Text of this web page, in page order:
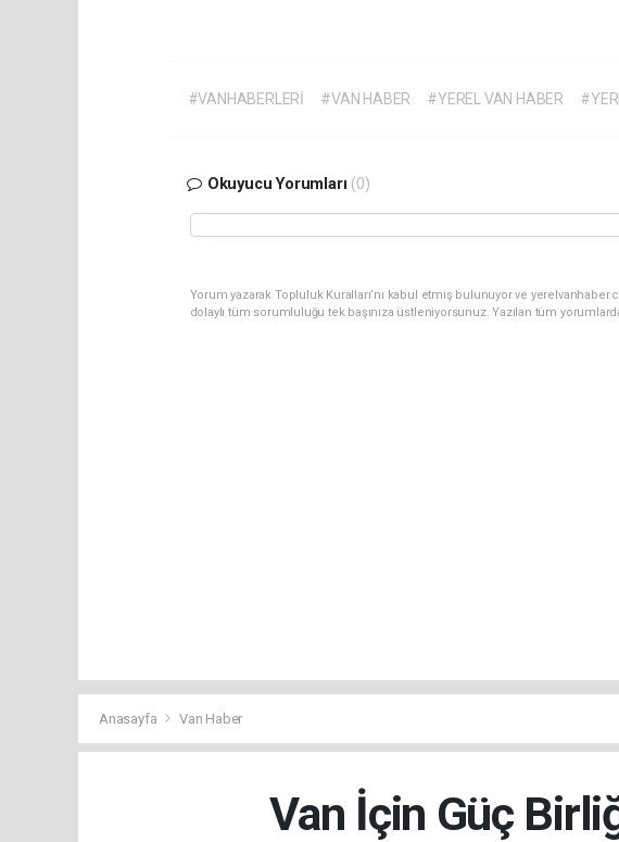
#VANHABERLERİ #VAN HABER #YEREL VAN HABER
Okuyucu Yorumları (0)
Yorum yazarak Topluluk Kuralları’nı kabul etmiş bulunuyor ve
dolaylı tüm sorumluluğu tek başınıza üstleniyorsunuz. Yazılan tüm
Anasayfa Van Haber
Van İçin Güç